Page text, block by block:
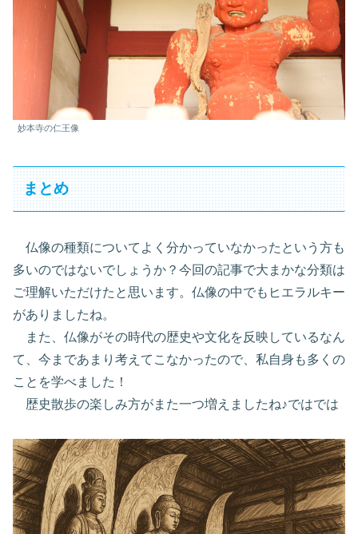
妙本寺の仁王像
まとめ
仏像の種類についてよく分かっていなかったという方も
多いのではないでしょうか？今回の記事で大まかな分類は
ご理解いただけたと思います。仏像の中でもヒエラルキー
がありましたね。
また、仏像がその時代の歴史や文化を反映しているなん
て、今まであまり考えてこなかったので、私自身も多くの
ことを学べました！
歴史散歩の楽しみ方がまた一つ増えましたね♪ではでは